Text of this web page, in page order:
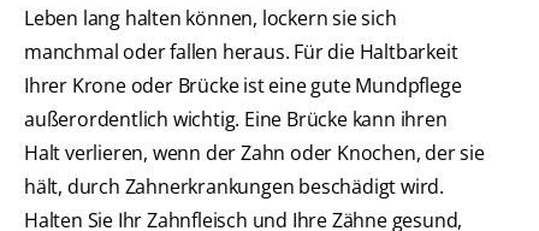
Leben lang halten können, lockern sie sich
manchmal oder fallen heraus. Für die Haltbarkeit
Ihrer Krone oder Brücke ist eine gute Mundpflege
außerordentlich wichtig. Eine Brücke kann ihren
Halt verlieren, wenn der Zahn oder Knochen, der sie
hält, durch Zahnerkrankungen beschädigt wird.
Halten Sie Ihr Zahnfleisch und Ihre Zähne gesund,